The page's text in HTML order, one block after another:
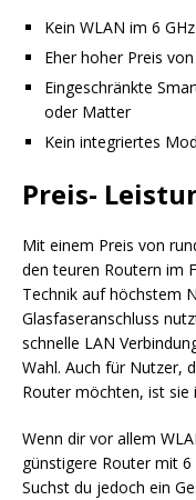
Kein WLAN im 6
Eher hoher Preis
Eingeschränkte
oder Matter
Kein integriertes
Preis-
Mit einem Preis von
den teuren Routern im
Technik auf höchstem
Glasfaseranschluss
schnelle LAN
Wahl. Auch für Nutzer,
Router möchten, ist sie
Wenn dir vor allem
günstigere Router mit
Suchst du jedoch ein